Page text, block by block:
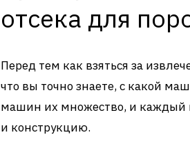
отсека для
Перед тем как взяться за
что вы точно знаете, с какой
машин их множество, и каждый
и конструкцию.